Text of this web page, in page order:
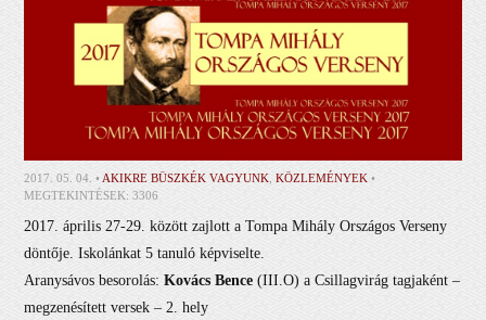
2017. 05. 04. • AKIKRE BÜSZKÉK VAGYUNK ,KÖZLEMÉNYEK •
MEGTEKINTÉSEK: 3306
2017. április 27-29. között zajlott a Tompa Mihály Országos Verseny
döntője. Iskolánkat 5 tanuló képviselte.
Aranysávos besorolás:Kovács Bence (III.O) a Csillagvirág tagjaként –
megzenésített versek – 2. hely